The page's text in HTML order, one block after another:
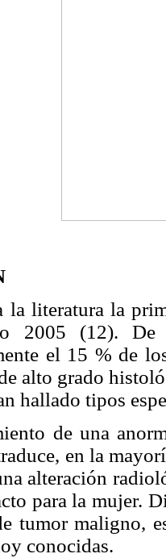
la literatura la
2005 (12). De
el 15 % de
alto grado
hallado tipos
de una
en la
alteración
para la mujer.
tumor maligno,
conocidas.